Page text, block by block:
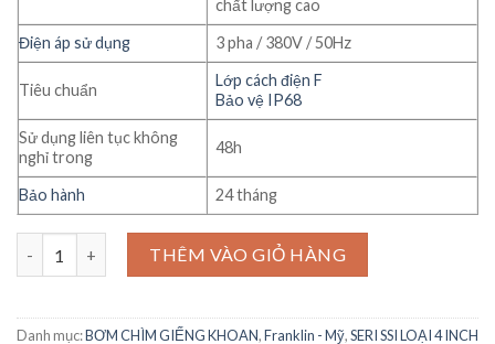
chất lượng cao
Điện áp sử dụng
3 pha / 380V / 50Hz
Tiêu chuẩn
Lớp cách điện F
Bảo vệ IP68
Sử dụng liên tục không
nghỉ trong
48h
Bảo hành 24 tháng
Bơm chìm giếng khoan Franklin Model SVM 150/19 2.2Kw số
THÊM VÀO GIỎ HÀNG
Danh mục:BƠM CHÌM GIẾNG KHOAN,Franklin - Mỹ,SERI SSI LOẠI 4 INCH